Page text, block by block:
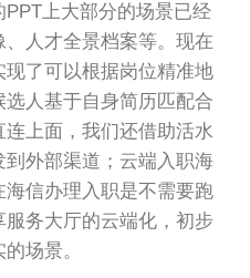
上大部分的场景已经
人才全景档案等。现在
了可以根据岗位精准地
人基于自身简历匹配合
上面，我们还借助活水
外部渠道；云端入职海
信办理入职是不需要跑
务大厅的云端化，初步
场景。